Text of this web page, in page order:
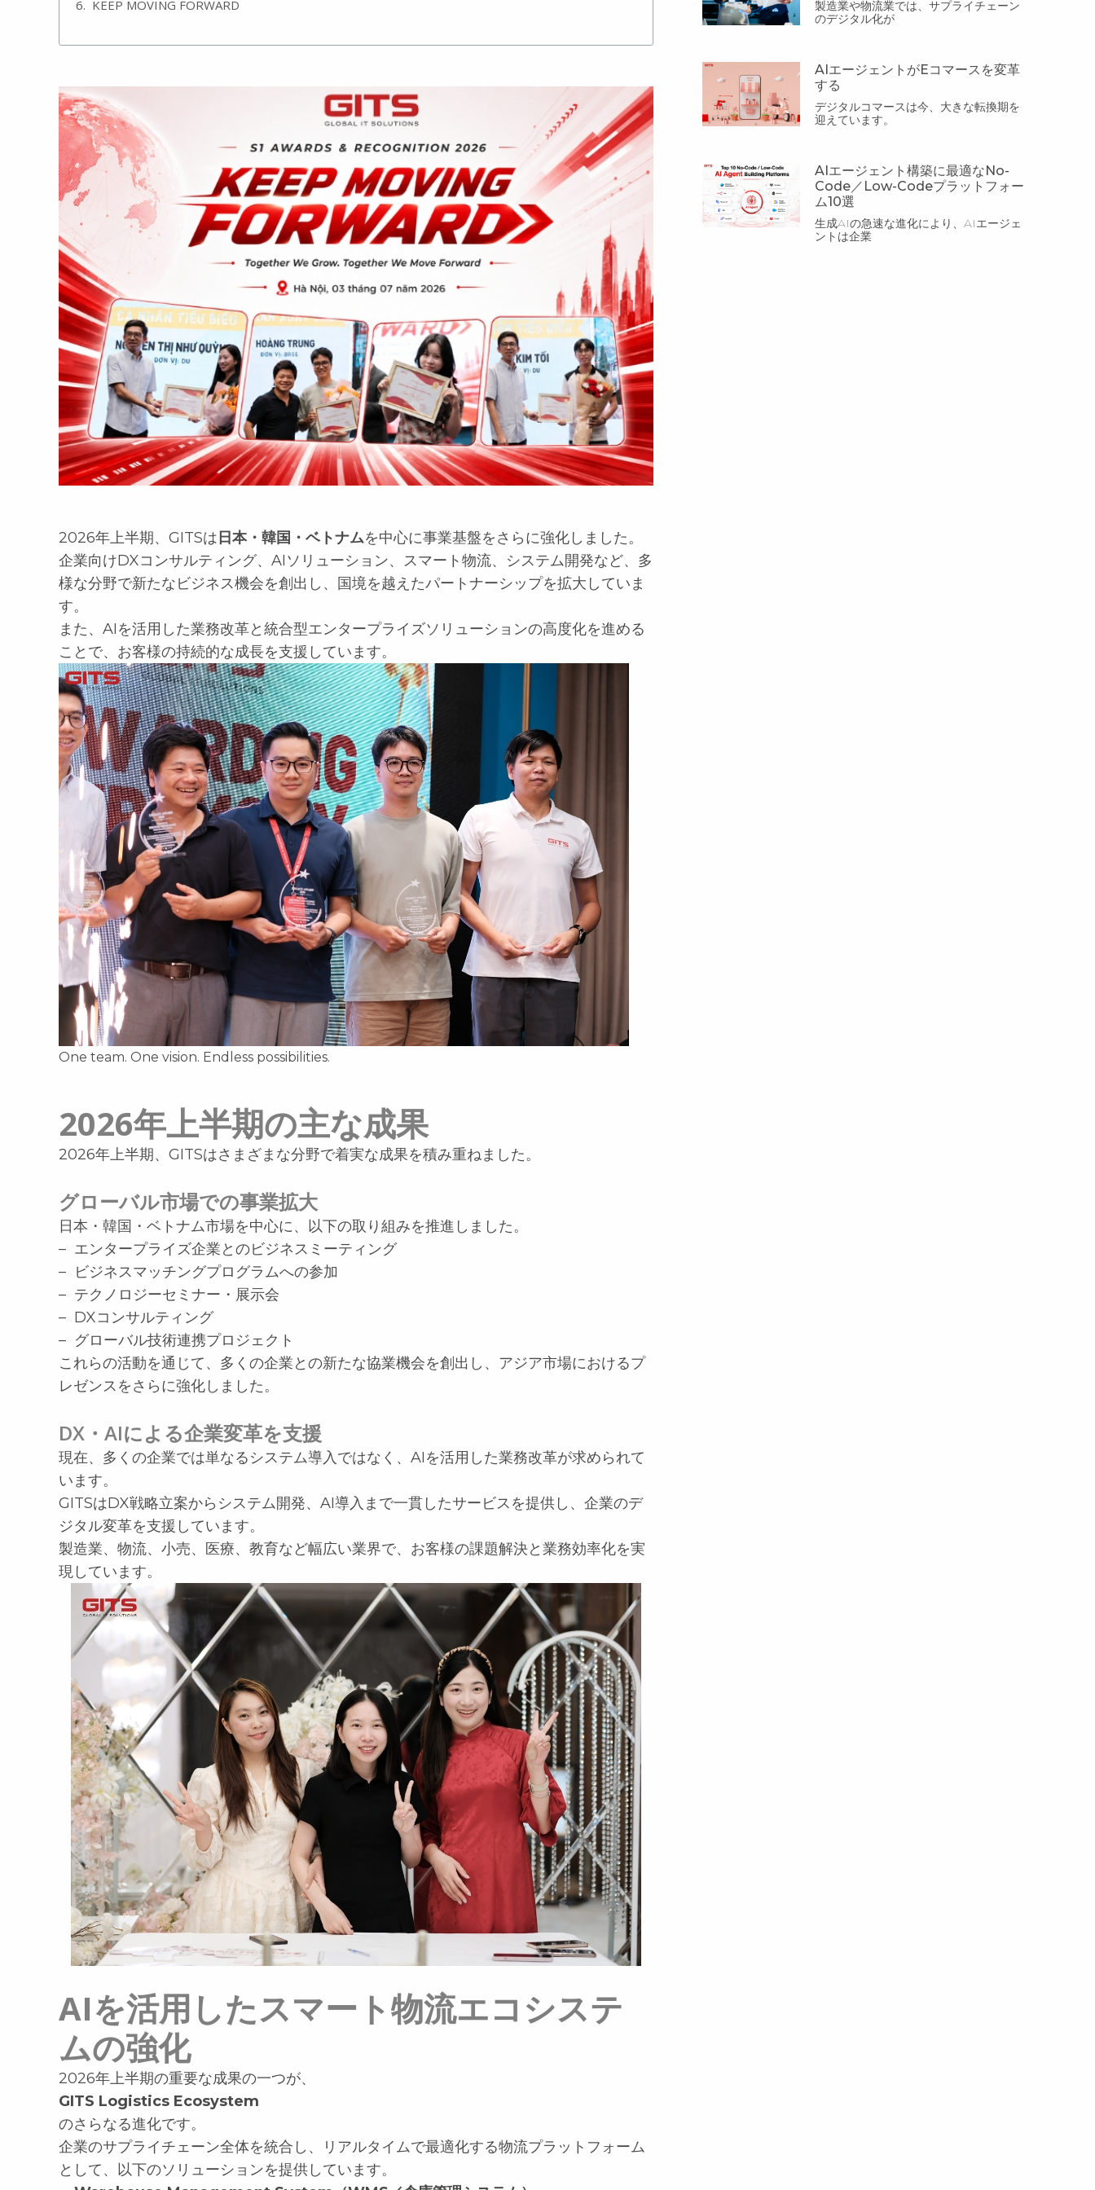
KEEP MOVING FORWARD
2026年上半期、GITSは日本・韓国・ベトナムを中心に事業基盤をさらに強化しました。
企業向けDXコンサルティング、AIソリューション、スマート物流、システム開発など、多
様な分野で新たなビジネス機会を創出し、国境を越えたパートナーシップを拡大していま
す。
また、AIを活用した業務改革と統合型エンタープライズソリューションの高度化を進める
ことで、お客様の持続的な成長を支援しています。
One team. One vision. Endless possibilities.
2026年上半期の主な成果
2026年上半期、GITSはさまざまな分野で着実な成果を積み重ねました。
グローバル市場での事業拡大
日本・韓国・ベトナム市場を中心に、以下の取り組みを推進しました。
– エンタープライズ企業とのビジネスミーティング
– ビジネスマッチングプログラムへの参加
– テクノロジーセミナー・展示会
– DXコンサルティング
– グローバル技術連携プロジェクト
これらの活動を通じて、多くの企業との新たな協業機会を創出し、アジア市場におけるプ
レゼンスをさらに強化しました。
DX・AIによる企業変革を支援
現在、多くの企業では単なるシステム導入ではなく、AIを活用した業務改革が求められて
います。
GITSはDX戦略立案からシステム開発、AI導入まで一貫したサービスを提供し、企業のデ
ジタル変革を支援しています。
製造業、物流、小売、医療、教育など幅広い業界で、お客様の課題解決と業務効率化を実
現しています。
AIを活用したスマート物流エコシステ
ムの強化
2026年上半期の重要な成果の一つが、
GITS Logistics Ecosystem
のさらなる進化です。
企業のサプライチェーン全体を統合し、リアルタイムで最適化する物流プラットフォーム
として、以下のソリューションを提供しています。
製造業や物流業では、サプライチェーン
のデジタル化が
AIエージェントがEコマースを変革
する
デジタルコマースは今、大きな転換期を
迎えています。
AIエージェント構築に最適なNo-
Code／Low-Codeプラットフォー
ム10選
生成AIの急速な進化により、AIエージェ
ントは企業